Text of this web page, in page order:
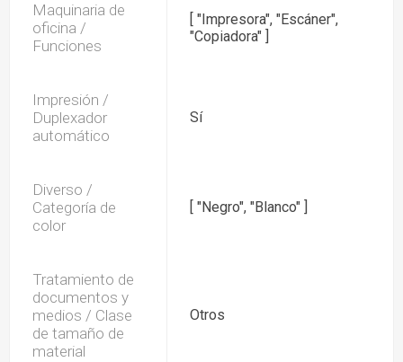
Maquinaria de
oficina /
Funciones
[ "Impresora", "Escáner",
"Copiadora" ]
Impresión /
Duplexador
automático
Sí
Diverso /
Categoría de
color
[ "Negro", "Blanco" ]
Tratamiento de
documentos y
medios / Clase
de tamaño de
material
Otros